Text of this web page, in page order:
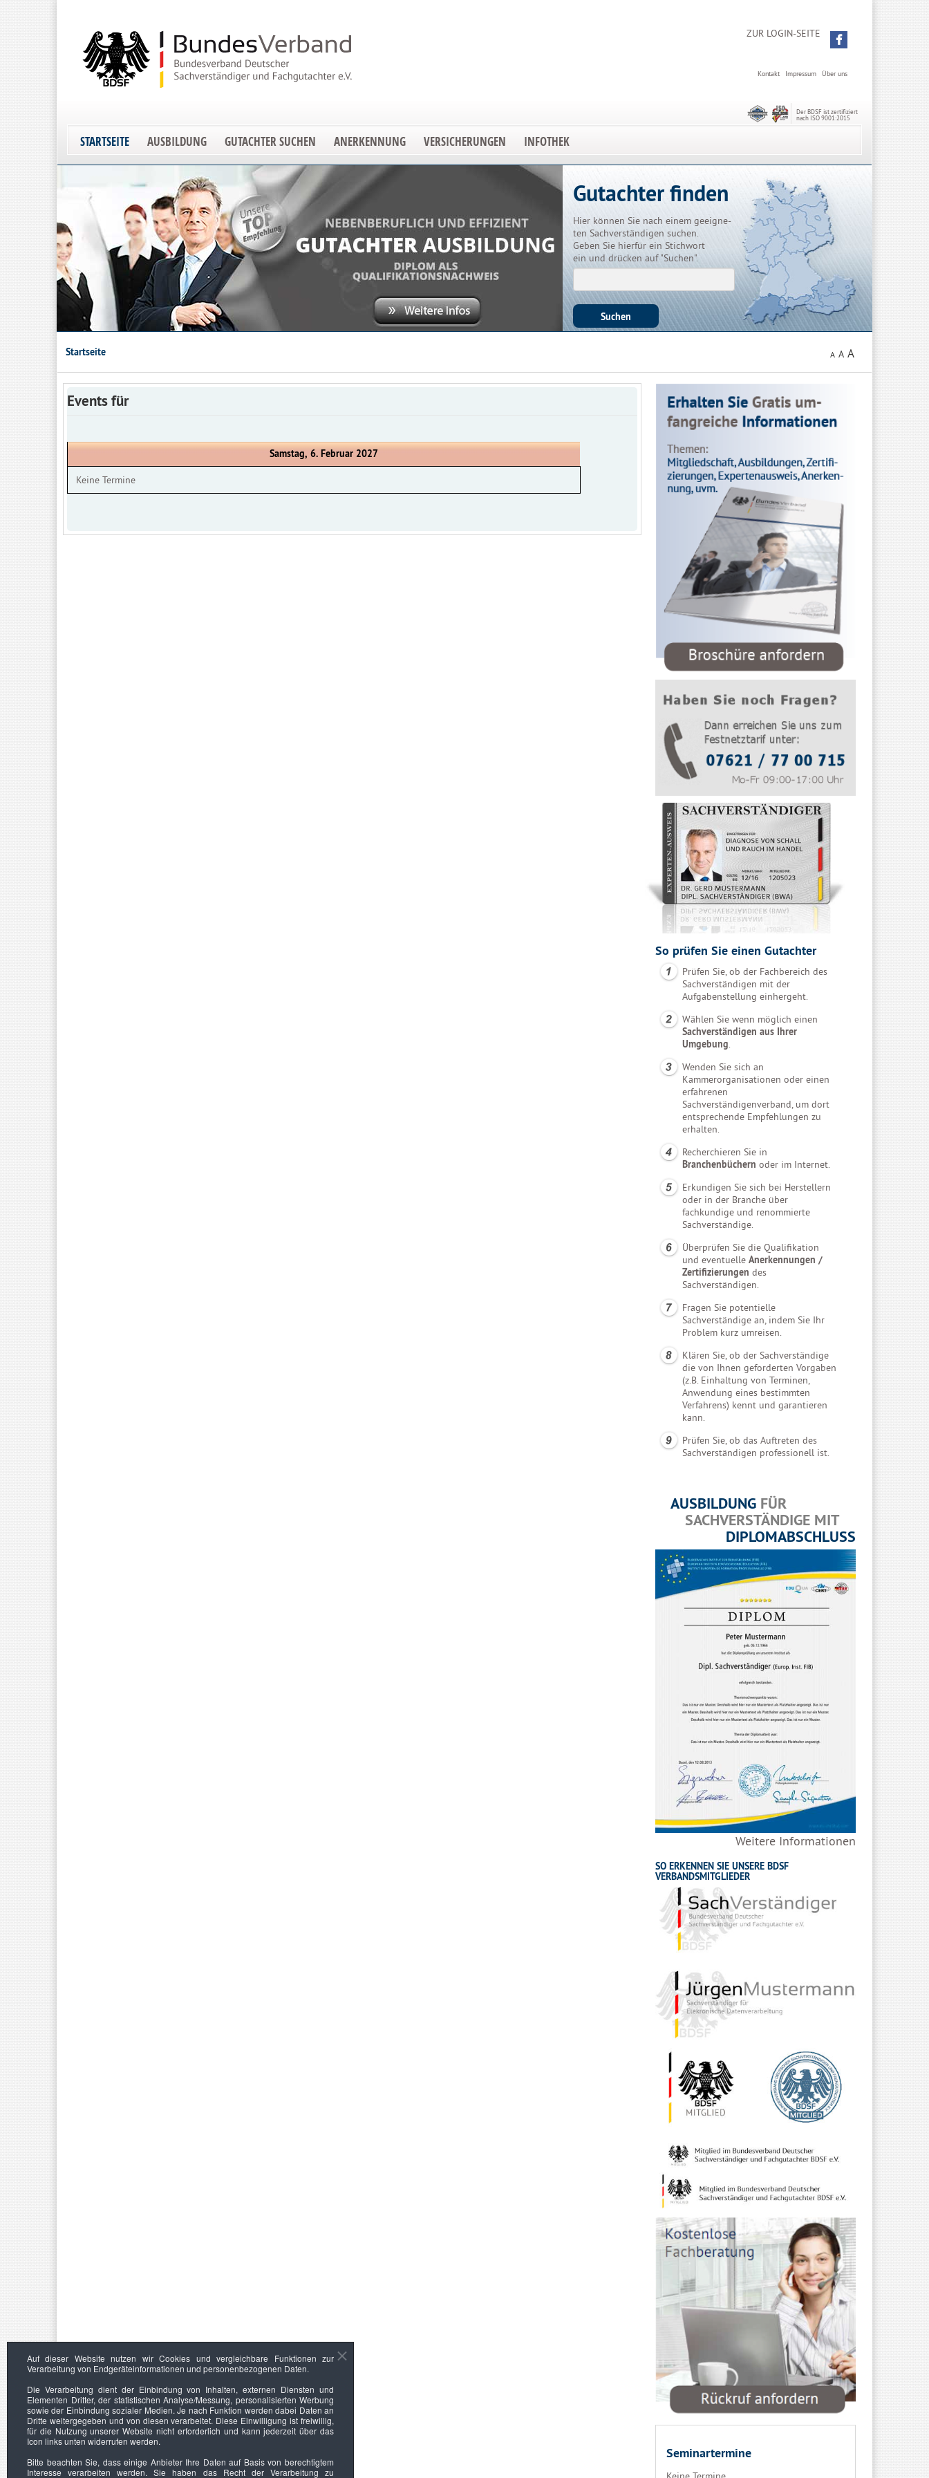
ZUR LOGIN-SEITE
Über uns
Impressum
Kontakt
Der BDSF ist zertifiziert
nach ISO 9001:2015
STARTSEITE AUSBILDUNG GUTACHTER SUCHEN ANERKENNUNG VERSICHERUNGEN INFOTHEK
Gutachter finden
Hier können Sie nach einem geeigne-
ten Sachverständigen suchen.
Geben Sie hierfür ein Stichwort
ein und drücken auf "Suchen".
Startseite A A A
Events für
Samstag, 6. Februar 2027
Keine Termine
So prüfen Sie einen Gutachter
Prüfen Sie, ob der Fachbereich des
Sachverständigen mit der
Aufgabenstellung einhergeht.
Wählen Sie wenn möglich einen
Sachverständigen aus Ihrer
Umgebung.
Wenden Sie sich an
Kammerorganisationen oder einen
erfahrenen
Sachverständigenverband, um dort
entsprechende Empfehlungen zu
erhalten.
Recherchieren Sie in
Branchenbüchern oder im Internet.
Erkundigen Sie sich bei Herstellern
oder in der Branche über
fachkundige und renommierte
Sachverständige.
Überprüfen Sie die Qualifikation
und eventuelle Anerkennungen /
Zertifizierungen des
Sachverständigen.
Fragen Sie potentielle
Sachverständige an, indem Sie Ihr
Problem kurz umreisen.
Klären Sie, ob der Sachverständige
die von Ihnen geforderten Vorgaben
(z.B. Einhaltung von Terminen,
Anwendung eines bestimmten
Verfahrens) kennt und garantieren
kann.
Prüfen Sie, ob das Auftreten des
Sachverständigen professionell ist.
AUSBILDUNG FÜR
SACHVERSTÄNDIGE MIT
DIPLOMABSCHLUSS
Weitere Informationen
SO ERKENNEN SIE UNSERE BDSF
VERBANDSMITGLIEDER
Seminartermine
Auf dieser Website nutzen wir Cookies und vergleichbare Funktionen zur
Verarbeitung von Endgeräteinformationen und personenbezogenen Daten.
Die Verarbeitung dient der Einbindung von Inhalten, externen Diensten und
Elementen Dritter, der statistischen Analyse/Messung, personalisierten Werbung
sowie der Einbindung sozialer Medien. Je nach Funktion werden dabei Daten an
Dritte weitergegeben und von diesen verarbeitet. Diese Einwilligung ist freiwillig,
für die Nutzung unserer Website nicht erforderlich und kann jederzeit über das
Icon links unten widerrufen werden.
Bitte beachten Sie, dass einige Anbieter Ihre Daten auf Basis von berechtigtem
Interesse verarbeiten werden. Sie haben das Recht der Verarbeitung zu